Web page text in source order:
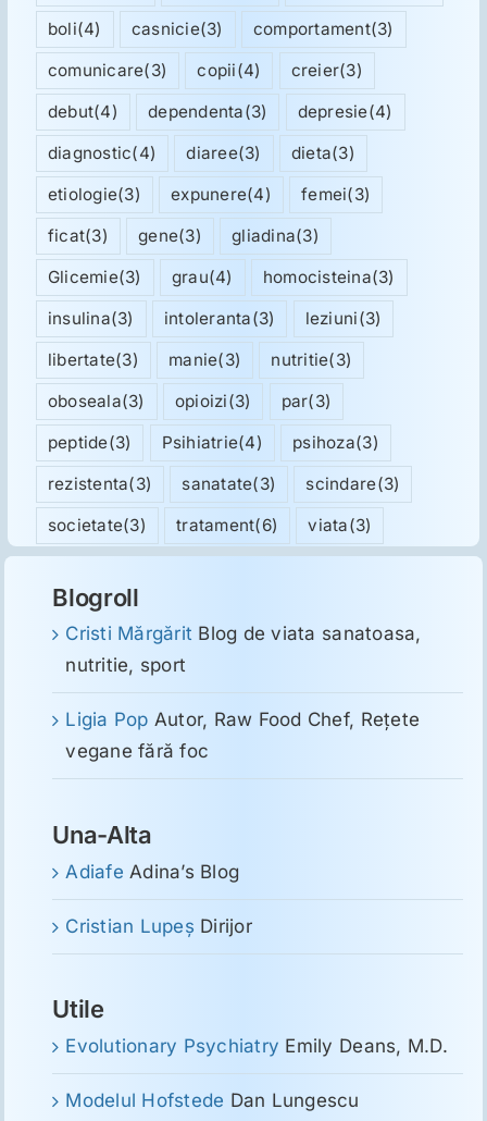
boli(4) casnicie(3) comportament(3)
comunicare(3) copii(4) creier(3)
debut(4) dependenta(3) depresie(4)
diagnostic(4) diaree(3) dieta(3)
etiologie(3) expunere(4) femei(3)
ficat(3) gene(3) gliadina(3)
Glicemie(3) grau(4) homocisteina(3)
insulina(3) intoleranta(3) leziuni(3)
libertate(3) manie(3) nutritie(3)
oboseala(3) opioizi(3) par(3)
peptide(3) Psihiatrie(4) psihoza(3)
rezistenta(3) sanatate(3) scindare(3)
societate(3) tratament(6) viata(3)
Blogroll
Cristi Mărgărit Blog de viata sanatoasa,
nutritie, sport
Ligia Pop Autor, Raw Food Chef, Reţete
vegane fără foc
Una-Alta
Adiafe Adina’s Blog
Cristian Lupeş Dirijor
Utile
Evolutionary Psychiatry Emily Deans, M.D.
Modelul Hofstede Dan Lungescu